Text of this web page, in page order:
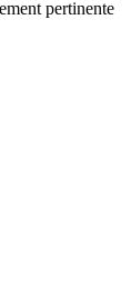
pertinente